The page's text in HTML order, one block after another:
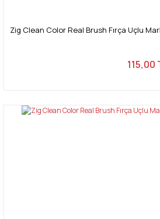
Zig Clean Color Real Brush Fırça Uçlu
115,00